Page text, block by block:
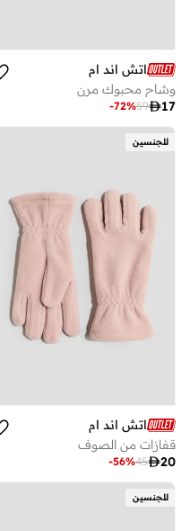
اتش اند ام
وشاح محبوك مرن
17
59
-72%
للجنسين
اتش اند ام
قفازات من الصوف
20
45
-56%
للجنسين